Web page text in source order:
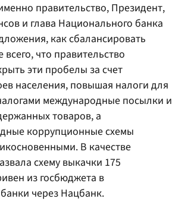
правительство, Президент,
и глава Национального банка
как сбалансировать
что правительство
эти пробелы за счет
населения, повышая налоги для
международные посылки и
товаров, а
коррупционные схемы
В качестве
схему выкачки 175
из госбюджета в
через Нацбанк.